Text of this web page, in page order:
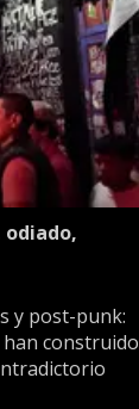
odiado,
y post-punk:
han construido